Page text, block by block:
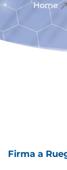
Home
Firma a